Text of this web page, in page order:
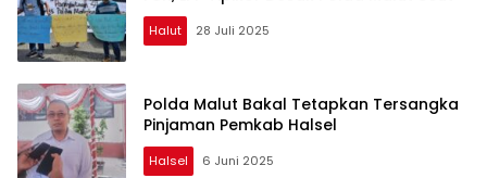
Halut 28 Juli 2025
Polda Malut Bakal Tetapkan Tersangka
Pinjaman Pemkab Halsel
Halsel 6 Juni 2025